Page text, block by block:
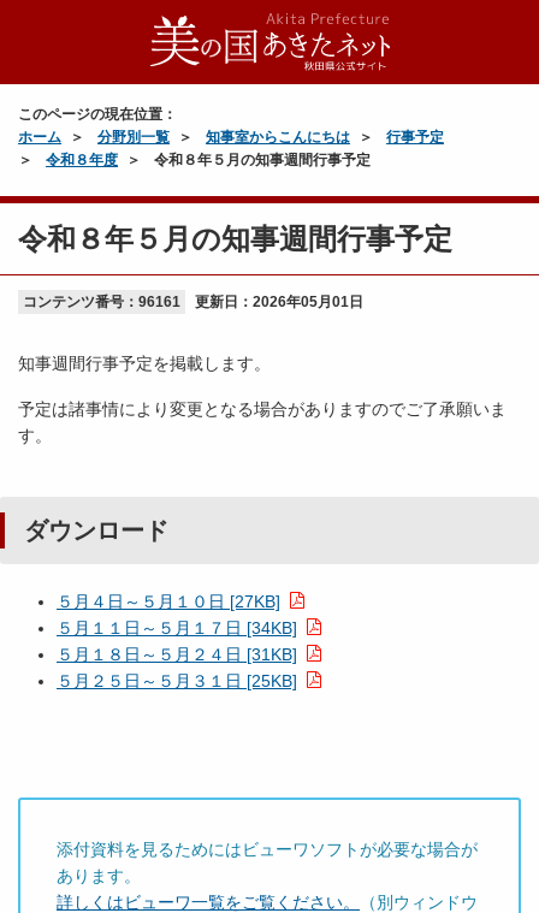
このページの現在位置：
ホーム
分野別一覧 知事室からこんにちは
行事予定
令和８年度
令和８年５月の知事週間行事予定
令和８年５月の知事週間行事予定
コンテンツ番号：96161 更新日： 2026年05月01日
知事週間行事予定を掲載します。
予定は諸事情により変更となる場合がありますのでご了承願いま
す。
ダウンロード
５月４日～５月１０日 [27KB]
５月１１日～５月１７日 [34KB]
５月１８日～５月２４日 [31KB]
５月２５日～５月３１日 [25KB]
添付資料を見るためにはビューワソフトが必要な場合が
あります。
詳しくはビューワ一覧をご覧ください。
（別ウィンドウ